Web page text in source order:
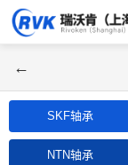
←
SKF轴承
NTN轴承